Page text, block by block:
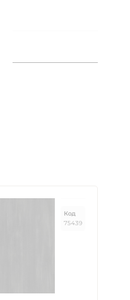
Код
75439